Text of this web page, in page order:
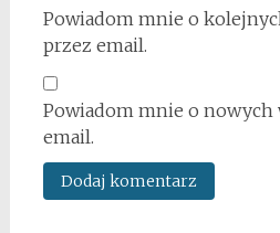
Powiadom mnie o
przez email.
Powiadom mnie o nowych
email.